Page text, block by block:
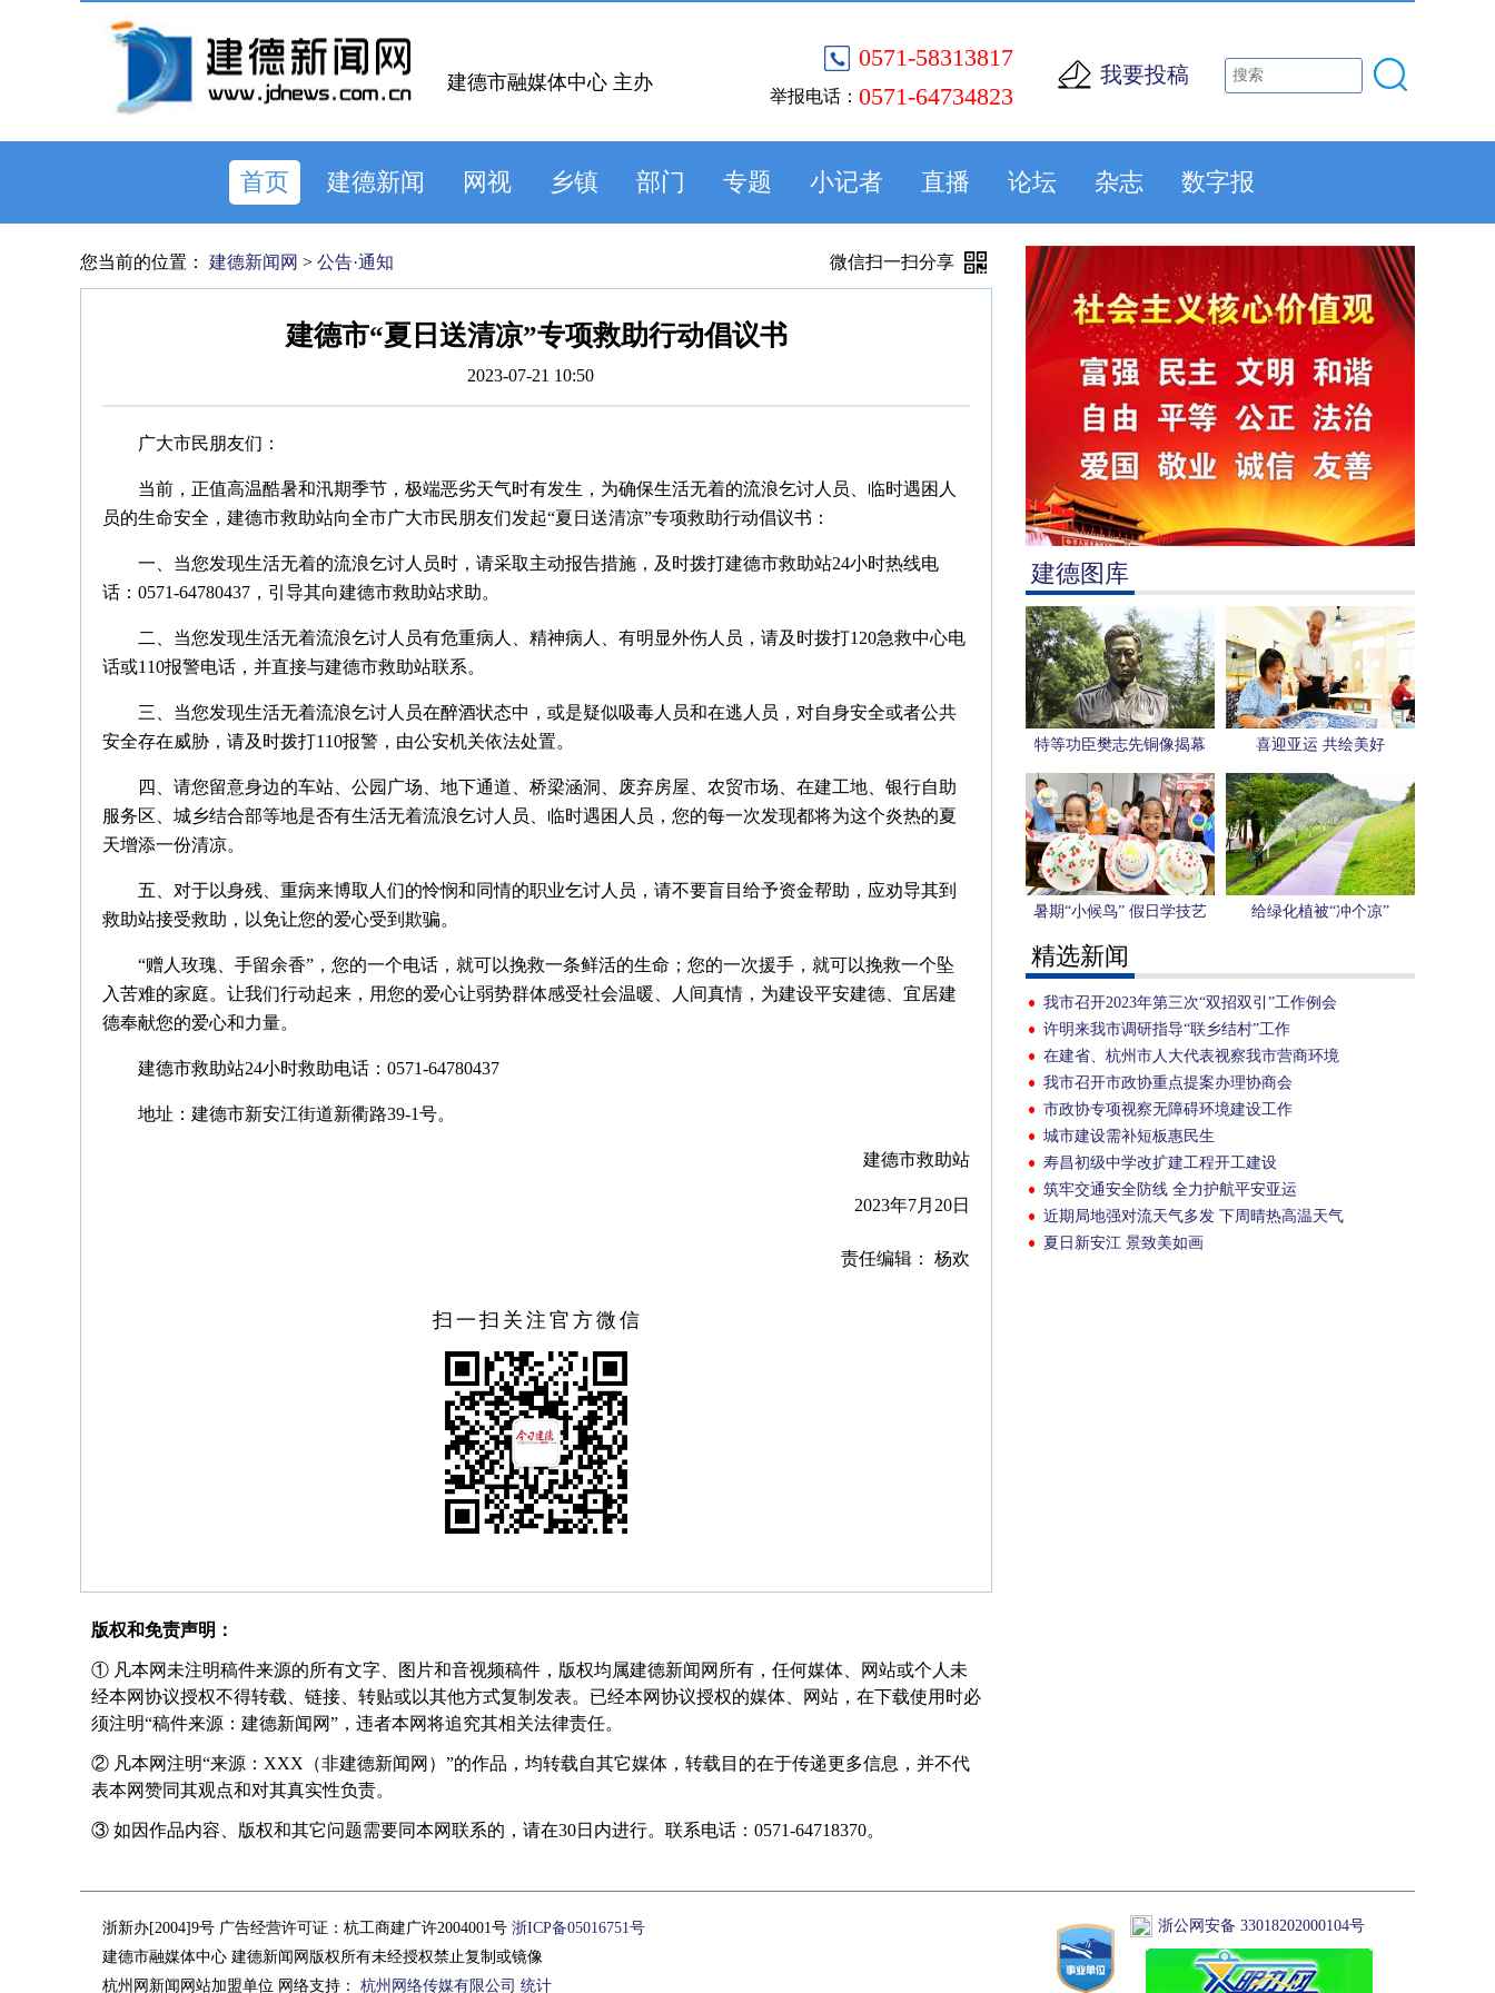
0571-58313817
举报电话： 0571-64734823
我要投稿
建德市融媒体中心 主办
首页 建德新闻 网视 乡镇 部门 专题 小记者 直播 论坛 杂志 数字报
建德图库
特等功臣樊志先铜像揭幕 喜迎亚运 共绘美好
暑期“小候鸟” 假日学技艺 给绿化植被“冲个凉”
精选新闻
我市召开2023年第三次“双招双引”工作例会
许明来我市调研指导“联乡结村”工作
在建省、杭州市人大代表视察我市营商环境
优化提升“一号改革工程”
我市召开市政协重点提案办理协商会
市政协专项视察无障碍环境建设工作
城市建设需补短板惠民生
寿昌初级中学改扩建工程开工建设
筑牢交通安全防线 全力护航平安亚运
近期局地强对流天气多发 下周晴热高温天气
回归
夏日新安江 景致美如画
您当前的位置： 建德新闻网 > 公告·通知 微信扫一扫分享
建德市“夏日送清凉”专项救助行动倡议书
2023-07-21 10:50
广大市民朋友们：
当前，正值高温酷暑和汛期季节，极端恶劣天气时有发生，为确保生活无着的流浪乞讨人员、临时遇困人
员的生命安全，建德市救助站向全市广大市民朋友们发起“夏日送清凉”专项救助行动倡议书：
一、当您发现生活无着的流浪乞讨人员时，请采取主动报告措施，及时拨打建德市救助站24小时热线电
话：0571-64780437，引导其向建德市救助站求助。
二、当您发现生活无着流浪乞讨人员有危重病人、精神病人、有明显外伤人员，请及时拨打120急救中心电
话或110报警电话，并直接与建德市救助站联系。
三、当您发现生活无着流浪乞讨人员在醉酒状态中，或是疑似吸毒人员和在逃人员，对自身安全或者公共
安全存在威胁，请及时拨打110报警，由公安机关依法处置。
四、请您留意身边的车站、公园广场、地下通道、桥梁涵洞、废弃房屋、农贸市场、在建工地、银行自助
服务区、城乡结合部等地是否有生活无着流浪乞讨人员、临时遇困人员，您的每一次发现都将为这个炎热的夏
天增添一份清凉。
五、对于以身残、重病来博取人们的怜悯和同情的职业乞讨人员，请不要盲目给予资金帮助，应劝导其到
救助站接受救助，以免让您的爱心受到欺骗。
“赠人玫瑰、手留余香”，您的一个电话，就可以挽救一条鲜活的生命；您的一次援手，就可以挽救一个坠
入苦难的家庭。让我们行动起来，用您的爱心让弱势群体感受社会温暖、人间真情，为建设平安建德、宜居建
德奉献您的爱心和力量。
建德市救助站24小时救助电话：0571-64780437
地址：建德市新安江街道新衢路39-1号。
建德市救助站
2023年7月20日
责任编辑： 杨欢
扫一扫关注官方微信
版权和免责声明：
① 凡本网未注明稿件来源的所有文字、图片和音视频稿件，版权均属建德新闻网所有，任何媒体、网站或个人未
经本网协议授权不得转载、链接、转贴或以其他方式复制发表。已经本网协议授权的媒体、网站，在下载使用时必
须注明“稿件来源：建德新闻网”，违者本网将追究其相关法律责任。
② 凡本网注明“来源：XXX（非建德新闻网）”的作品，均转载自其它媒体，转载目的在于传递更多信息，并不代
表本网赞同其观点和对其真实性负责。
③ 如因作品内容、版权和其它问题需要同本网联系的，请在30日内进行。联系电话：0571-64718370。
浙公网安备 33018202000104号
浙新办[2004]9号 广告经营许可证：杭工商建广许2004001号 浙ICP备05016751号
建德市融媒体中心 建德新闻网版权所有未经授权禁止复制或镜像
杭州网新闻网站加盟单位 网络支持：
杭州网络传媒有限公司 统计